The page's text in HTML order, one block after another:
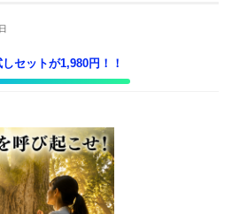
セットが1,980円！！